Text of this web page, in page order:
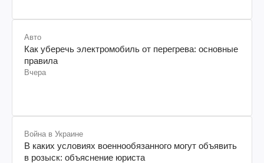
Авто
Как уберечь электромобиль от перегрева: основные
правила
Вчера
Война в Украине
В каких условиях военнообязанного могут объявить
в розыск: объяснение юриста